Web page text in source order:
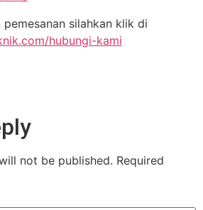
silahkan klik di
hubungi-kami
not be published. Required